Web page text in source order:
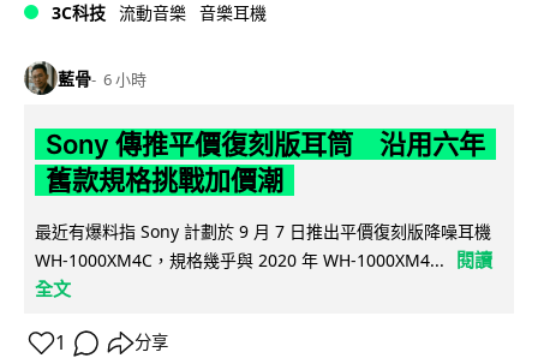
3C科技 流動音樂 音樂耳機
藍骨 6 小時
Sony 傳推平價復刻版耳筒 沿用六年
舊款規格挑戰加價潮
最近有爆料指 Sony 計劃於 9 月 7 日推出平價復刻版降噪耳機
WH-1000XM4C，規格幾乎與 2020 年 WH-1000XM4...
閱讀
全文
1 分享